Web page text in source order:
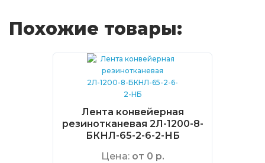
Похожие товары:
Лента конвейерная
резинотканевая 2Л-1200-8-
БКНЛ-65-2-6-2-НБ
Цена: от 0 р.